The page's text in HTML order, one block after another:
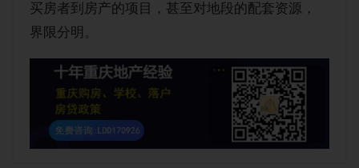
买房者到房产的项目，甚至对地段的配套资源，
界限分明。